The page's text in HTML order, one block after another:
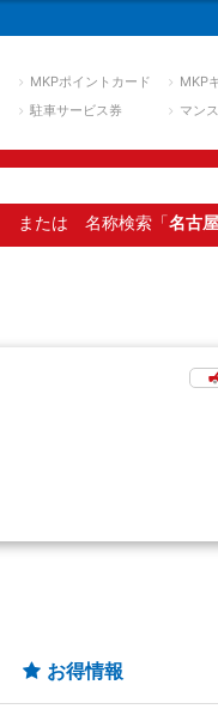
MKPポイントカード
MKP
駐車サービス券
マン
または 名称検索「名古
お得情報